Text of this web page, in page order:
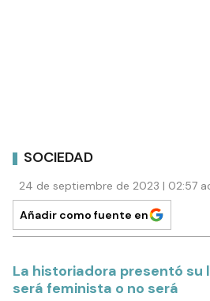
SOCIEDAD
24 de septiembre de 2023 | 02:57
Añadir como fuente en
La historiadora presentó su
será feminista o no será